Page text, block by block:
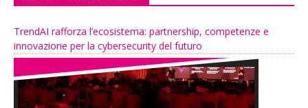
TrendAI rafforza l’ecosistema: partnership, competenze e
innovazione per la cybersecurity del futuro